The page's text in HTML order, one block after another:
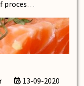
proces…
13-09-2020